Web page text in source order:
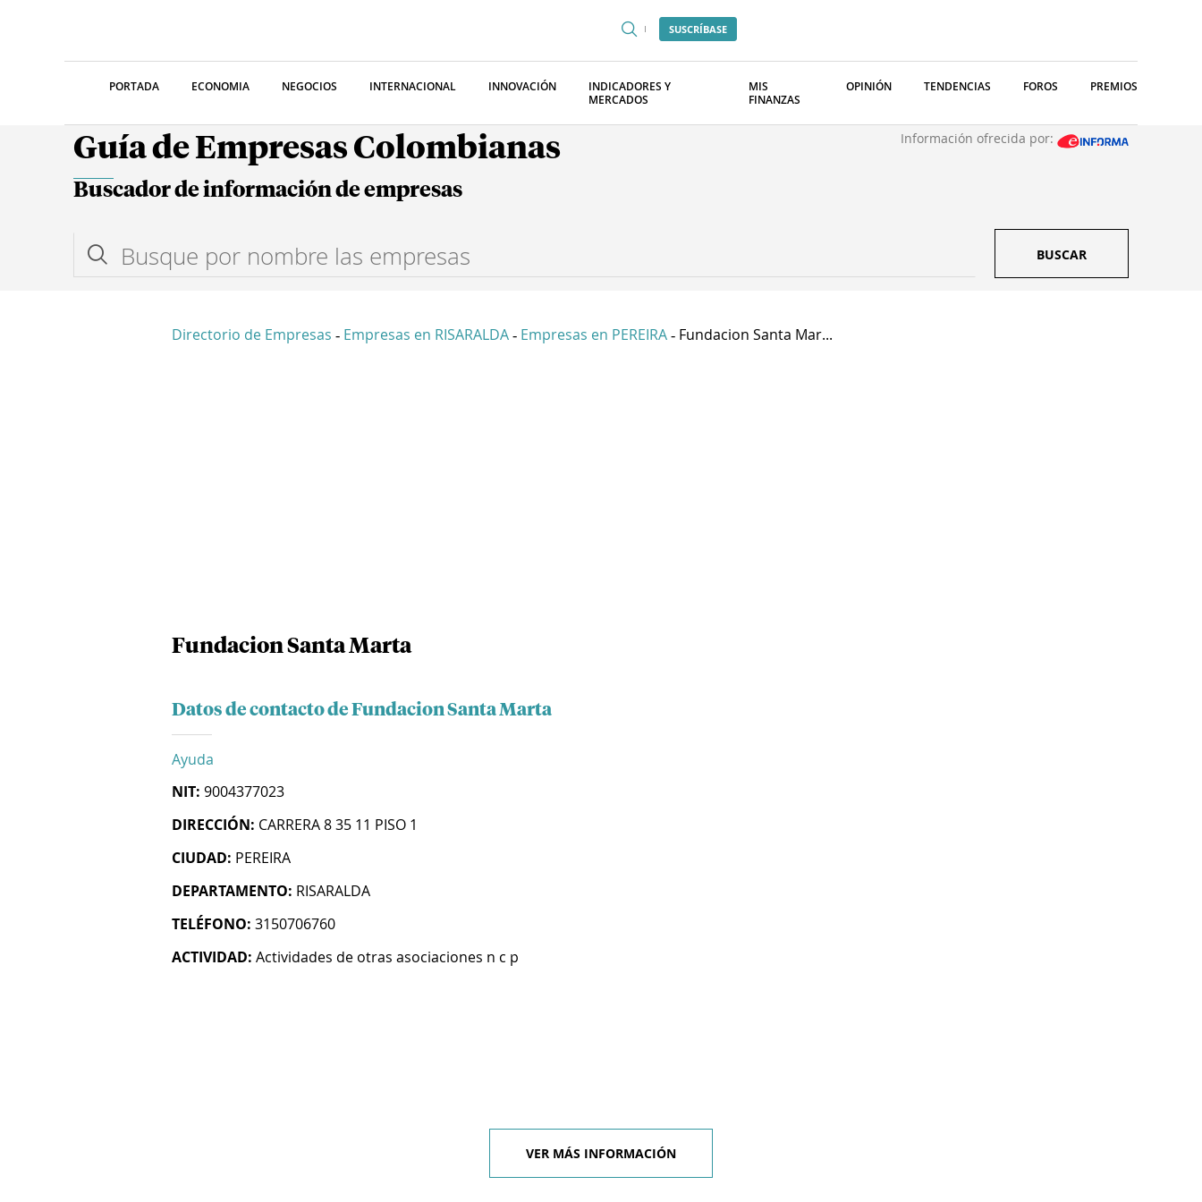
SUSCRÍBASE
PORTADA ECONOMIA NEGOCIOS INTERNACIONAL INNOVACIÓN
INDICADORES Y
MERCADOS
MIS
FINANZAS
OPINIÓN TENDENCIAS FOROS PREMIOS
Guía de Empresas Colombianas Información ofrecida por:
Buscador de información de empresas
BUSCAR
Directorio de Empresas - Empresas en RISARALDA - Empresas en PEREIRA - Fundacion Santa Mar...
Fundacion Santa Marta
Datos de contacto de Fundacion Santa Marta
Ayuda
NIT: 9004377023
DIRECCIÓN: CARRERA 8 35 11 PISO 1
CIUDAD: PEREIRA
DEPARTAMENTO: RISARALDA
TELÉFONO: 3150706760
ACTIVIDAD: Actividades de otras asociaciones n c p
VER MÁS INFORMACIÓN